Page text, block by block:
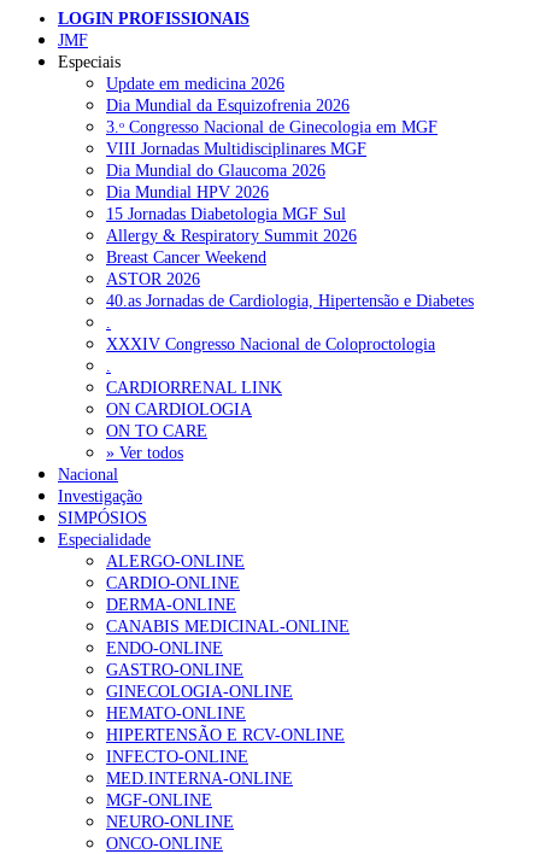
LOGIN PROFISSIONAIS
JMF
Especiais
Update em medicina 2026
Dia Mundial da Esquizofrenia 2026
3.ᵒ Congresso Nacional de Ginecologia em MGF
VIII Jornadas Multidisciplinares MGF
Dia Mundial do Glaucoma 2026
Dia Mundial HPV 2026
15 Jornadas Diabetologia MGF Sul
Allergy & Respiratory Summit 2026
Breast Cancer Weekend
ASTOR 2026
40.as Jornadas de Cardiologia, Hipertensão e Diabetes
XXXIV Congresso Nacional de Coloproctologia
CARDIORRENAL LINK
ON CARDIOLOGIA
ON TO CARE
» Ver todos
Nacional
Investigação
SIMPÓSIOS
Especialidade
ALERGO-ONLINE
CARDIO-ONLINE
DERMA-ONLINE
CANABIS MEDICINAL-ONLINE
ENDO-ONLINE
GASTRO-ONLINE
GINECOLOGIA-ONLINE
HEMATO-ONLINE
HIPERTENSÃO E RCV-ONLINE
INFECTO-ONLINE
MED.INTERNA-ONLINE
MGF-ONLINE
NEURO-ONLINE
ONCO-ONLINE